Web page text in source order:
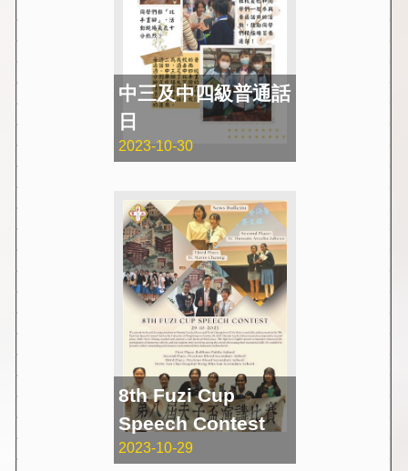
中三及中四級普通話
日
2023-10-30
8th Fuzi Cup
Speech Contest
2023-10-29